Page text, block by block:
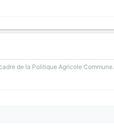
de la Politique Agricole Commune.